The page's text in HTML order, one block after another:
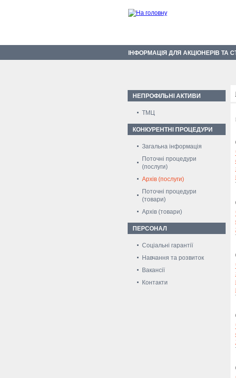
ІНФОРМАЦІЯ ДЛЯ АКЦІОНЕРІВ ТА
НЕПРОФІЛЬНІ АКТИВИ
ТМЦ
КОНКУРЕНТНІ ПРОЦЕДУРИ
Загальна інформація
Поточні процедури
(послуги)
Архів (послуги)
Поточні процедури
(товари)
Архів (товари)
ПЕРСОНАЛ
Соціальні гарантії
Навчання та розвиток
Вакансії
Контакти